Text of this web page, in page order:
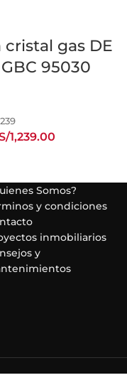
cristal gas DE
95030
1,239.00
Somos?
y condiciones
inmobiliarios
y